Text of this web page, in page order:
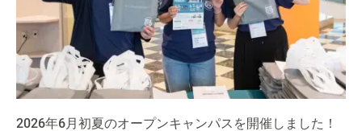
2026年6月初夏のオープンキャンパスを開催しました！